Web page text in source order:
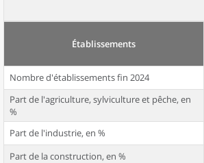
Établissements
Nombre d'établissements fin 2024
Part de l'agriculture, sylviculture et pêche, en
%
Part de l'industrie, en %
Part de la construction, en %